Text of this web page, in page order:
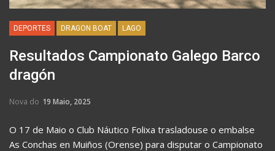
DEPORTES DRAGON BOAT LAGO
Resultados Campionato Galego Barco
dragón
Nova do 19 Maio, 2025
O 17 de Maio o Club Náutico Folixa trasladouse o embalse
As Conchas en Muiños (Orense) para disputar o Campionato